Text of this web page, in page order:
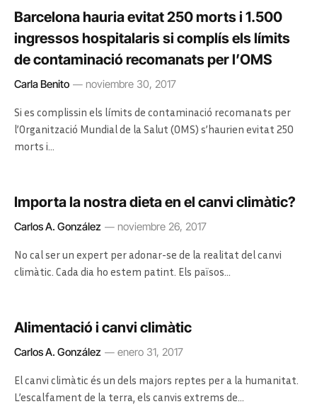
Barcelona hauria evitat 250 morts i 1.500
ingressos hospitalaris si complís els límits
de contaminació recomanats per l’OMS
Carla Benito noviembre 30, 2017
Si es complissin els límits de contaminació recomanats per
l’Organització Mundial de la Salut (OMS) s’haurien evitat 250
morts i…
Importa la nostra dieta en el canvi climàtic?
Carlos A. González noviembre 26, 2017
No cal ser un expert per adonar-se de la realitat del canvi
climàtic. Cada dia ho estem patint. Els països…
Alimentació i canvi climàtic
Carlos A. González enero 31, 2017
El canvi climàtic és un dels majors reptes per a la humanitat.
L’escalfament de la terra, els canvis extrems de…